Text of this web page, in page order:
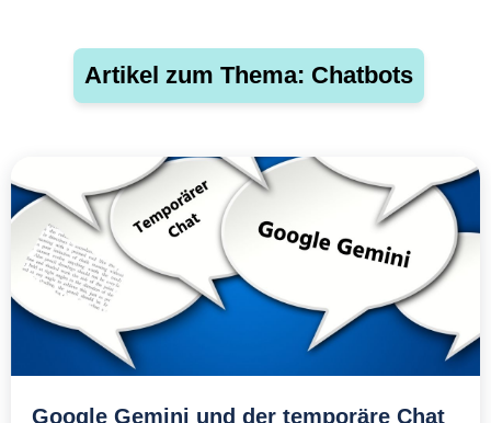
Artikel zum Thema: Chatbots
Google Gemini und der temporäre Chat